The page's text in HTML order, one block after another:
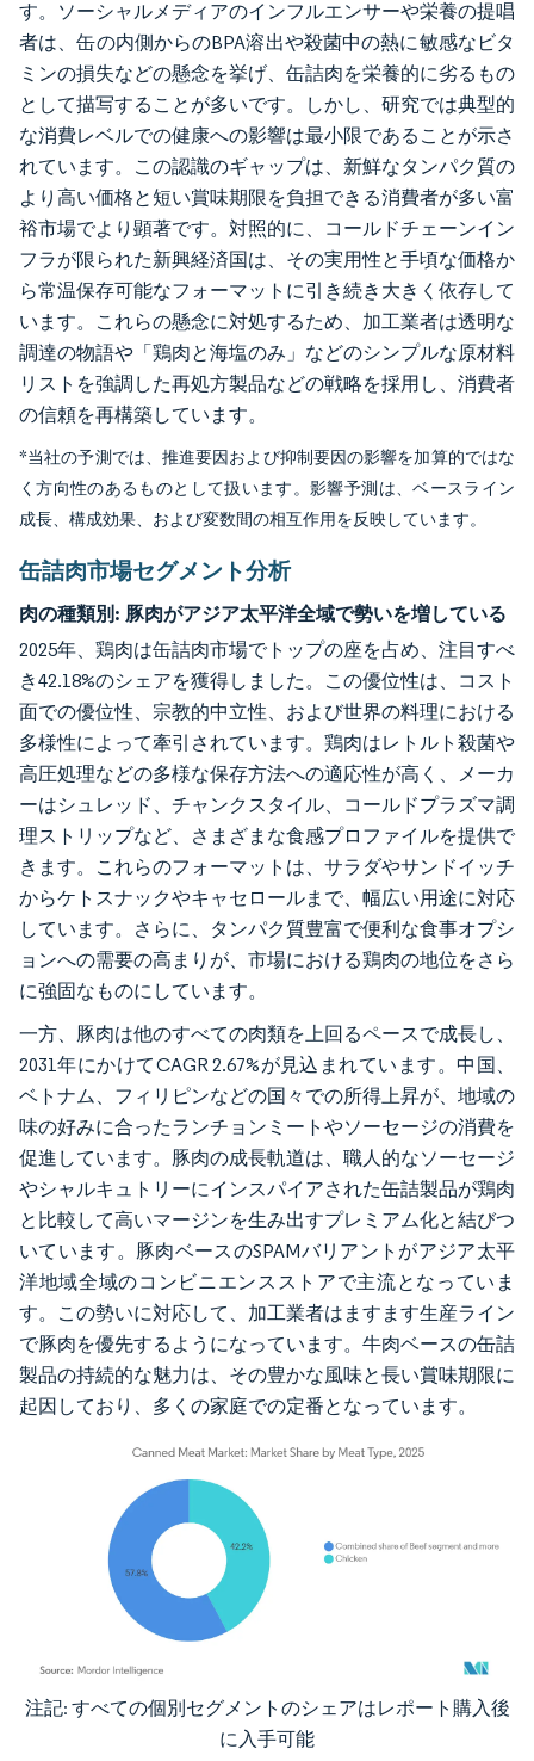
す。ソーシャルメディアのインフルエンサーや栄養の提唱
者は、缶の内側からのBPA溶出や殺菌中の熱に敏感なビタ
ミンの損失などの懸念を挙げ、缶詰肉を栄養的に劣るもの
として描写することが多いです。しかし、研究では典型的
な消費レベルでの健康への影響は最小限であることが示さ
れています。この認識のギャップは、新鮮なタンパク質の
より高い価格と短い賞味期限を負担できる消費者が多い富
裕市場でより顕著です。対照的に、コールドチェーンイン
フラが限られた新興経済国は、その実用性と手頃な価格か
ら常温保存可能なフォーマットに引き続き大きく依存して
います。これらの懸念に対処するため、加工業者は透明な
調達の物語や「鶏肉と海塩のみ」などのシンプルな原材料
リストを強調した再処方製品などの戦略を採用し、消費者
の信頼を再構築しています。
*当社の予測では、推進要因および抑制要因の影響を加算的ではな
く方向性のあるものとして扱います。影響予測は、ベースライン
成長、構成効果、および変数間の相互作用を反映しています。
缶詰肉市場セグメント分析
肉の種類別: 豚肉がアジア太平洋全域で勢いを増している
2025年、鶏肉は缶詰肉市場でトップの座を占め、注目すべ
き42.18%のシェアを獲得しました。この優位性は、コスト
面での優位性、宗教的中立性、および世界の料理における
多様性によって牽引されています。鶏肉はレトルト殺菌や
高圧処理などの多様な保存方法への適応性が高く、メーカ
ーはシュレッド、チャンクスタイル、コールドプラズマ調
理ストリップなど、さまざまな食感プロファイルを提供で
きます。これらのフォーマットは、サラダやサンドイッチ
からケトスナックやキャセロールまで、幅広い用途に対応
しています。さらに、タンパク質豊富で便利な食事オプシ
ョンへの需要の高まりが、市場における鶏肉の地位をさら
に強固なものにしています。
一方、豚肉は他のすべての肉類を上回るペースで成長し、
2031年にかけてCAGR 2.67%が見込まれています。中国、
ベトナム、フィリピンなどの国々での所得上昇が、地域の
味の好みに合ったランチョンミートやソーセージの消費を
促進しています。豚肉の成長軌道は、職人的なソーセージ
やシャルキュトリーにインスパイアされた缶詰製品が鶏肉
と比較して高いマージンを生み出すプレミアム化と結びつ
いています。豚肉ベースのSPAMバリアントがアジア太平
洋地域全域のコンビニエンスストアで主流となっていま
す。この勢いに対応して、加工業者はますます生産ライン
で豚肉を優先するようになっています。牛肉ベースの缶詰
製品の持続的な魅力は、その豊かな風味と長い賞味期限に
起因しており、多くの家庭での定番となっています。
画像 © Mordor Intelligence。再利用にはCC BY 4.0の表示が必要です。
注記: すべての個別セグメントのシェアはレポート購入後
に入手可能